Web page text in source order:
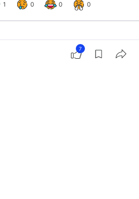
1 0 0 0
囑小心有婦之夫 傷心
7